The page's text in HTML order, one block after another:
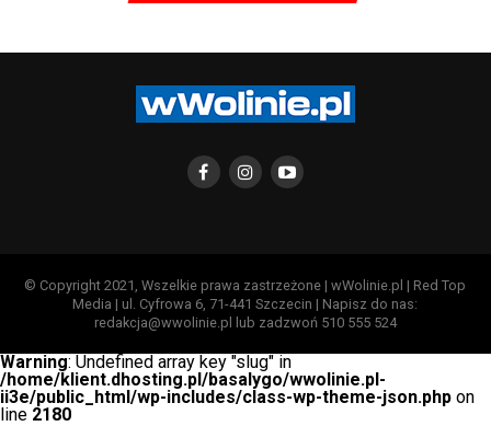
© Copyright 2021, Wszelkie prawa zastrzeżone | wWolinie.pl | Red Top
Media | ul. Cyfrowa 6, 71-441 Szczecin | Napisz do nas:
redakcja@wwolinie.pl lub zadzwoń 510 555 524
Warning: Undefined array key "slug" in
/home/klient.dhosting.pl/basalygo/wwolinie.pl-
ii3e/public_html/wp-includes/class-wp-theme-json.php on
line 2180